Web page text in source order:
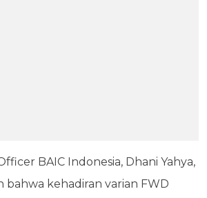
BAIC Indonesia, Dhani Yahya,
kehadiran varian FWD